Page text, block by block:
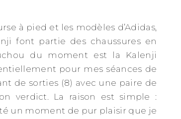
à pied et les modèles d’Adidas,
font partie des chaussures en
du moment est la Kalenji
pour mes séances de
de sorties (8) avec une paire de
verdict. La raison est simple :
un moment de pur plaisir que je